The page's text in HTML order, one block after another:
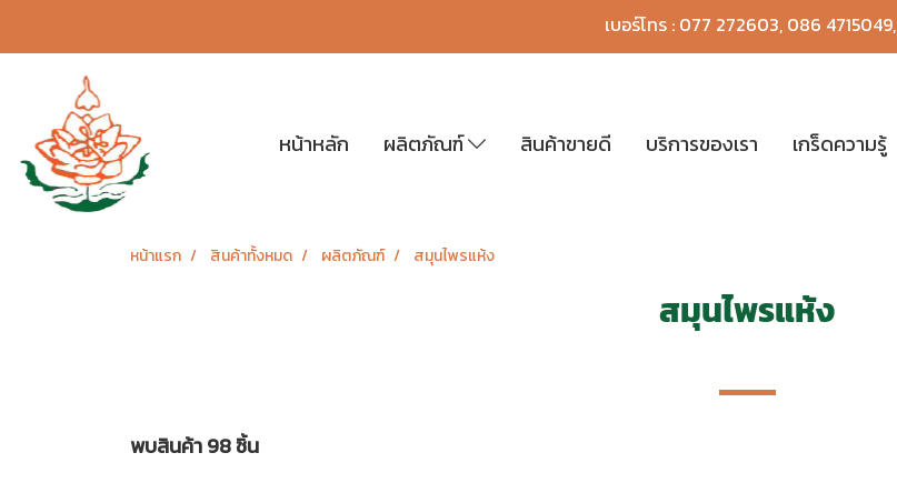
เบอร์โทร : 077 272603, 086 4715049,
หน้าหลัก ผลิตภัณฑ์ สินค้าขายดี บริการของเรา เกร็ดความรู้
หน้าแรก สินค้าทั้งหมด ผลิตภัณฑ์ สมุนไพรแห้ง
สมุนไพรแห้ง
พบสินค้า 98 ชิ้น